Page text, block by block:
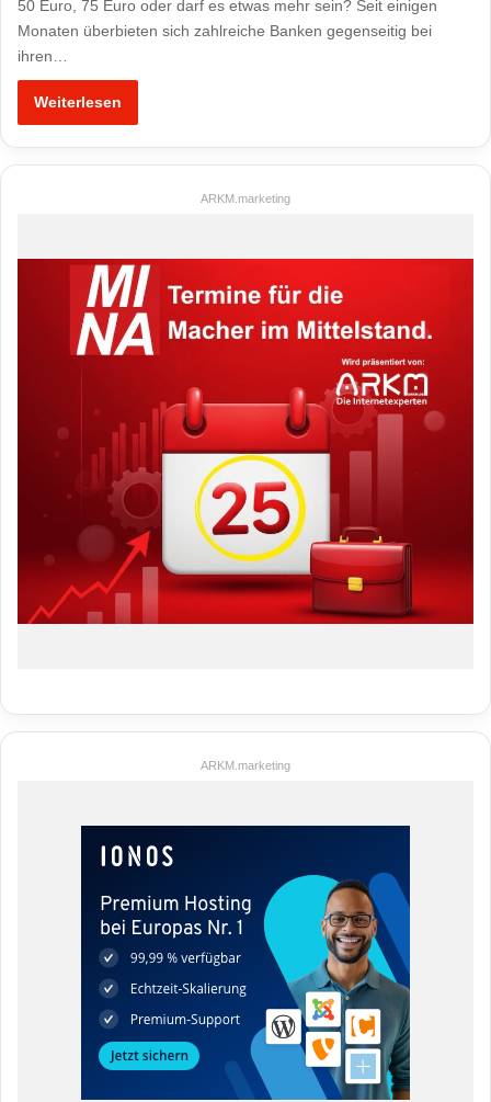
50 Euro, 75 Euro oder darf es etwas mehr sein? Seit einigen
Monaten überbieten sich zahlreiche Banken gegenseitig bei
ihren…
Weiterlesen
ARKM.marketing
ARKM.marketing